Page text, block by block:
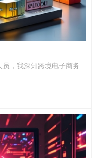
，我深知跨境电子商务